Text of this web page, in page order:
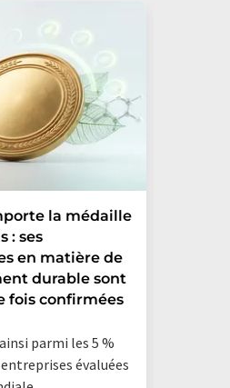
la médaille
: ses
en matière de
durable sont
fois confirmées
parmi les 5 %
évaluées